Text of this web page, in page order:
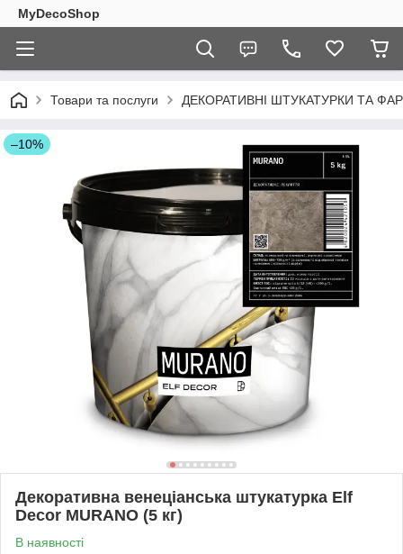
MyDecoShop
Товари та послуги ДЕКОРАТИВНІ ШТУКАТУРКИ ТА
–10%
Декоративна венеціанська штукатyрка Elf
Decor MURANO (5 кг)
В наявності